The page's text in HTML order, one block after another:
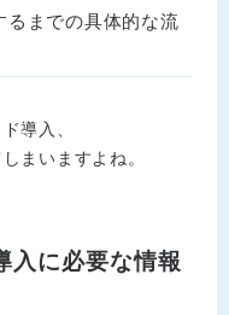
るまでの具体的な流
導入、
まいますよね。
入に必要な情報